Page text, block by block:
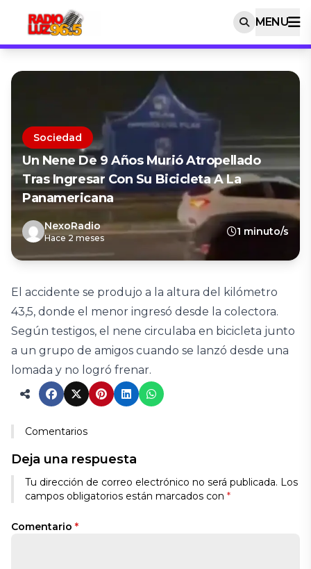
MENU
Sociedad
Un Nene De 9 Años Murió Atropellado
Tras Ingresar Con Su Bicicleta A La
Panamericana
NexoRadio
Hace 2 meses
1 minuto/s
El accidente se produjo a la altura del kilómetro
43,5, donde el menor ingresó desde la colectora.
Según testigos, el nene circulaba en bicicleta junto
a un grupo de amigos cuando se lanzó desde una
lomada y no logró frenar.
Comentarios
Deja una respuesta
Tu dirección de correo electrónico no será publicada. Los
campos obligatorios están marcados con *
Comentario *